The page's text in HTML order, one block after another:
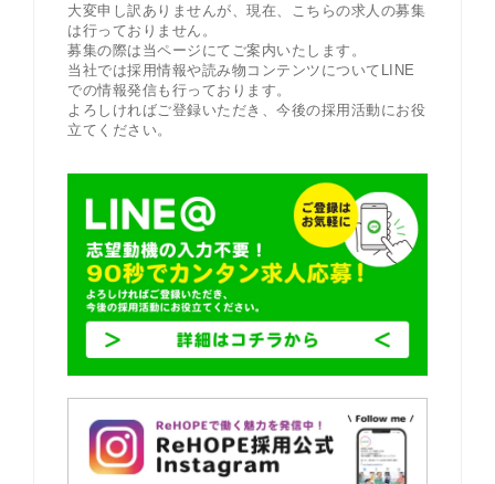
大変申し訳ありませんが、現在、こちらの求人の募集
は行っておりません。
募集の際は当ページにてご案内いたします。
当社では採用情報や読み物コンテンツについてLINE
での情報発信も行っております。
よろしければご登録いただき、今後の採用活動にお役
立てください。